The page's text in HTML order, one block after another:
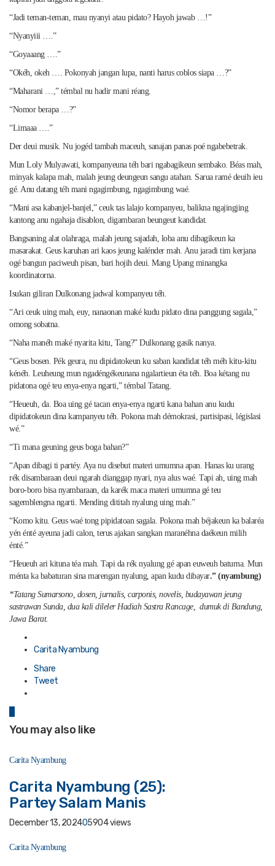
“Jadi teman-teman, mau nyanyi atau pidato? Hayoh jawab …!”
“Nyanyiii ….”
“Goyaaang ….”
“Okéh, okeh …. Pokonyah jangan lupa, nanti harus coblos siapa …?”
“Maharani …,” témbal nu hadir mani réang.
“Nomor berapa …?”
“Limaaa ….”
Der deui musik. Nu jogéd tambah maceuh, sanajan panas poé ngabebetrak.
Mun Loly Mulyawati, kompanyeuna téh bari ngabagikeun sembako. Béas mah,
minyak kalapa mah, malah jeung deungeun sangu atahan. Sarua ramé deuih ieu
gé. Anu datang téh mani ngagimbung, ngagimbung waé.
“Mani asa kabanjel-banjel,” ceuk tas lalajo kompanyeu, balikna ngajingjing
kantong anu ngahaja disablon, digambaran beungeut kandidat.
Bangsaning alat olahraga, malah jeung sajadah, loba anu dibagikeun ka
masarakat. Geus karuhan ari kaos jeung kalénder mah. Anu jaradi tim kerjana
ogé bangun paciweuh pisan, bari hojih deui. Mang Upang minangka
koordinatorna.
Isukan giliran Dulkonang jadwal kompanyeu téh.
“Ari ceuk uing mah, euy, nanaonan maké kudu pidato dina panggung sagala,”
omong sobatna.
“Naha manéh maké nyarita kitu, Tang?” Dulkonang gasik nanya.
“Geus bosen. Pék geura, nu dipidatokeun ku saban kandidat téh méh kitu-kitu
kénéh. Leuheung mun ngadéngékeunana ngalartieun éta téh. Boa kétang nu
pidatona ogé teu enya-enya ngarti,” témbal Tatang.
“Heueuh, da. Boa uing gé tacan enya-enya ngarti kana bahan anu kudu
dipidatokeun dina kampanyeu téh. Pokona mah démokrasi, partisipasi, législasi
wé.”
“Ti mana geuning geus boga bahan?”
“Apan dibagi ti partéy. Aya nu disebut materi umumna apan. Hanas ku urang
rék disambaraan deui ngarah dianggap nyari, nya alus waé. Tapi ah, uing mah
boro-boro bisa nyambaraan, da karék maca materi umumna gé teu
sagemblengna ngarti. Mending dititah nyalung uing mah.”
“Komo kitu. Geus waé tong pipidatoan sagala. Pokona mah béjakeun ka balaréa
yén énté ayeuna jadi calon, terus ajakan sangkan maranéhna daékeun milih
énté.”
“Heueuh ari kituna téa mah. Tapi da rék nyalung gé apan euweuh baturna. Mun
ménta ka babaturan sina marengan nyalung, apan kudu dibayar.”(nyambung)
*Tatang Sumarsono, dosen, jurnalis, carponis, novelis, budayawan jeung
sastrawan Sunda, dua kali dileler Hadiah Sastra Rancage, dumuk di Bandung,
Jawa Barat.
in
Carita Nyambung
Share
Tweet
You may also like
Carita Nyambung
Carita Nyambung (25):
Partey Salam Manis
December 13, 202405904 views
Carita Nyambung